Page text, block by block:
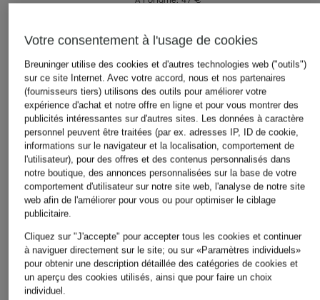
Autres catégories
Bikinis pour Femmes
Blazers pour Femmes
Blouses pour Femmes
Cardigans et gilets pour
Femmes
Chaussures business pour
Hommes
Robes de mariage civil
pour Femmes
Robes de mariage pour
Femmes
Robes de soirée pour
Femmes
Robes pour Femmes
Votre consentement à l'usage de cookies
Breuninger utilise des cookies et d'autres technologies web ("outils")
sur ce site Internet. Avec votre accord, nous et nos partenaires
(fournisseurs tiers) utilisons des outils pour améliorer votre
expérience d'achat et notre offre en ligne et pour vous montrer des
publicités intéressantes sur d'autres sites. Les données à caractère
personnel peuvent être traitées (par ex. adresses IP, ID de cookie,
informations sur le navigateur et la localisation, comportement de
l'utilisateur), pour des offres et des contenus personnalisés dans
notre boutique, des annonces personnalisées sur la base de votre
comportement d'utilisateur sur notre site web, l'analyse de notre site
web afin de l'améliorer pour vous ou pour optimiser le ciblage
publicitaire.
Cliquez sur "J'accepte" pour accepter tous les cookies et continuer
à naviguer directement sur le site; ou sur «Paramètres individuels»
pour obtenir une description détaillée des catégories de cookies et
un aperçu des cookies utilisés, ainsi que pour faire un choix
individuel.